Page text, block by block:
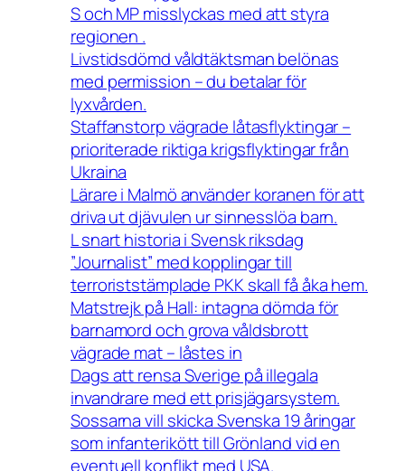
S och MP misslyckas med att styra
regionen .
Livstidsdömd våldtäktsman belönas
med permission – du betalar för
lyxvården.
Staffanstorp vägrade låtasflyktingar –
prioriterade riktiga krigsflyktingar från
Ukraina
Lärare i Malmö använder koranen för att
driva ut djävulen ur sinnesslöa barn.
L snart historia i Svensk riksdag
”Journalist” med kopplingar till
terroriststämplade PKK skall få åka hem.
Matstrejk på Hall: intagna dömda för
barnamord och grova våldsbrott
vägrade mat – låstes in
Dags att rensa Sverige på illegala
invandrare med ett prisjägarsystem.
Sossarna vill skicka Svenska 19 åringar
som infanterikött till Grönland vid en
eventuell konflikt med USA.